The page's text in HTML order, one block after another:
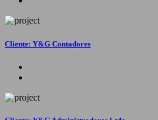
Cliente: Y&G Contadores